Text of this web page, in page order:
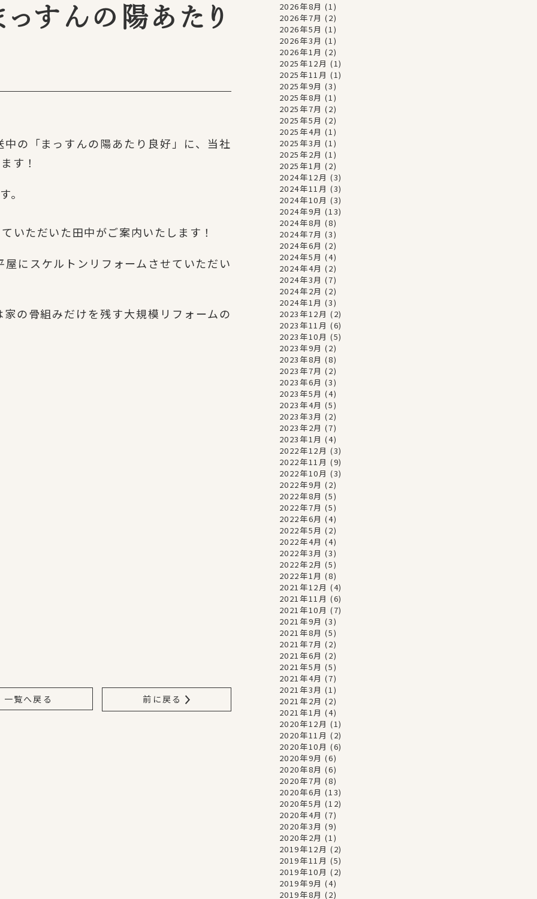
っすんの陽あたり
の「まっすんの陽あたり良好」に、当社
す！
。
いただいた田中がご案内いたします！
にスケルトンリフォームさせていただい
の骨組みだけを残す大規模リフォームの
一覧へ戻る 前に戻る
2026年8月 (1)
2026年7月 (2)
2026年5月 (1)
2026年3月 (1)
2026年1月 (2)
2025年12月 (1)
2025年11月 (1)
2025年9月 (3)
2025年8月 (1)
2025年7月 (2)
2025年5月 (2)
2025年4月 (1)
2025年3月 (1)
2025年2月 (1)
2025年1月 (2)
2024年12月 (3)
2024年11月 (3)
2024年10月 (3)
2024年9月 (13)
2024年8月 (8)
2024年7月 (3)
2024年6月 (2)
2024年5月 (4)
2024年4月 (2)
2024年3月 (7)
2024年2月 (2)
2024年1月 (3)
2023年12月 (2)
2023年11月 (6)
2023年10月 (5)
2023年9月 (2)
2023年8月 (8)
2023年7月 (2)
2023年6月 (3)
2023年5月 (4)
2023年4月 (5)
2023年3月 (2)
2023年2月 (7)
2023年1月 (4)
2022年12月 (3)
2022年11月 (9)
2022年10月 (3)
2022年9月 (2)
2022年8月 (5)
2022年7月 (5)
2022年6月 (4)
2022年5月 (2)
2022年4月 (4)
2022年3月 (3)
2022年2月 (5)
2022年1月 (8)
2021年12月 (4)
2021年11月 (6)
2021年10月 (7)
2021年9月 (3)
2021年8月 (5)
2021年7月 (2)
2021年6月 (2)
2021年5月 (5)
2021年4月 (7)
2021年3月 (1)
2021年2月 (2)
2021年1月 (4)
2020年12月 (1)
2020年11月 (2)
2020年10月 (6)
2020年9月 (6)
2020年8月 (6)
2020年7月 (8)
2020年6月 (13)
2020年5月 (12)
2020年4月 (7)
2020年3月 (9)
2020年2月 (1)
2019年12月 (2)
2019年11月 (5)
2019年10月 (2)
2019年9月 (4)
2019年8月 (2)